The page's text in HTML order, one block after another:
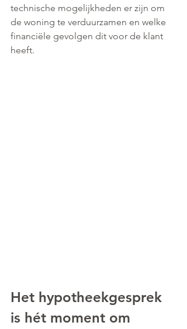
technische mogelijkheden er zijn om
de woning te verduurzamen en welke
financiële gevolgen dit voor de klant
heeft.
Het hypotheekgesprek
is hét moment om